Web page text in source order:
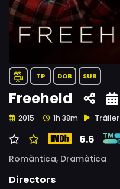
TP DOB SUB
Freeheld
2015 1h 38m Tràiler
6.6
Romàntica, Dramàtica
Directors